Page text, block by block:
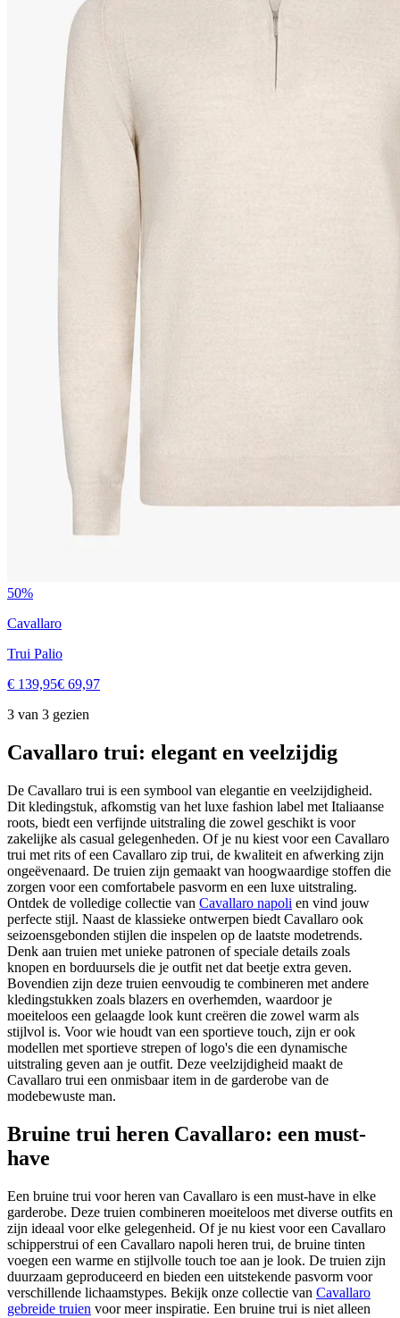
50%
Cavallaro
Trui Palio
€ 139,95€ 69,97
3 van 3 gezien
Cavallaro trui: elegant en veelzijdig
De Cavallaro trui is een symbool van elegantie en veelzijdigheid.
Dit kledingstuk, afkomstig van het luxe fashion label met Italiaanse
roots, biedt een verfijnde uitstraling die zowel geschikt is voor
zakelijke als casual gelegenheden. Of je nu kiest voor een Cavallaro
trui met rits of een Cavallaro zip trui, de kwaliteit en afwerking zijn
ongeëvenaard. De truien zijn gemaakt van hoogwaardige stoffen die
zorgen voor een comfortabele pasvorm en een luxe uitstraling.
Ontdek de volledige collectie van Cavallaro napoli en vind jouw
perfecte stijl. Naast de klassieke ontwerpen biedt Cavallaro ook
seizoensgebonden stijlen die inspelen op de laatste modetrends.
Denk aan truien met unieke patronen of speciale details zoals
knopen en borduursels die je outfit net dat beetje extra geven.
Bovendien zijn deze truien eenvoudig te combineren met andere
kledingstukken zoals blazers en overhemden, waardoor je
moeiteloos een gelaagde look kunt creëren die zowel warm als
stijlvol is. Voor wie houdt van een sportieve touch, zijn er ook
modellen met sportieve strepen of logo's die een dynamische
uitstraling geven aan je outfit. Deze veelzijdigheid maakt de
Cavallaro trui een onmisbaar item in de garderobe van de
modebewuste man.
Bruine trui heren Cavallaro: een must-
have
Een bruine trui voor heren van Cavallaro is een must-have in elke
garderobe. Deze truien combineren moeiteloos met diverse outfits en
zijn ideaal voor elke gelegenheid. Of je nu kiest voor een Cavallaro
schipperstrui of een Cavallaro napoli heren trui, de bruine tinten
voegen een warme en stijlvolle touch toe aan je look. De truien zijn
duurzaam geproduceerd en bieden een uitstekende pasvorm voor
verschillende lichaamstypes. Bekijk onze collectie van Cavallaro
gebreide truien voor meer inspiratie. Een bruine trui is niet alleen